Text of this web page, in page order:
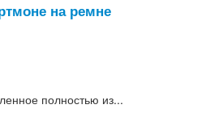
на ремне
полностью из...